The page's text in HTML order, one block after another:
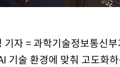
자 = 과학기술정보통신
기술 환경에 맞춰 고도화